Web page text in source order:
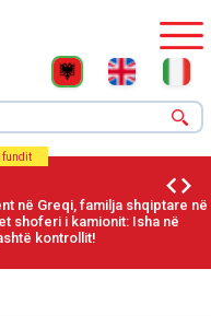
fundit
në Greqi, familja shqiptare në
shoferi i kamionit: Isha në
kontrollit!